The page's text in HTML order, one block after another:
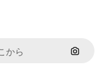
画像で